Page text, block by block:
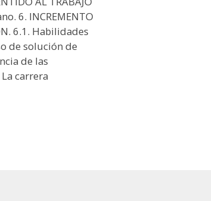
6. INCREMENTO
6.1. Habilidades
de solución de
de las
La carrera